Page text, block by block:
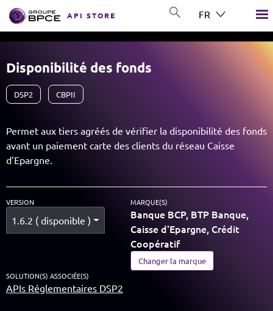
Aller au contenu principal
GROUP BPCE
API STORE FR
Disponibilité des fonds
DSP2 CBPII
Permet aux tiers agréés de vérifier la disponibilité des fonds
avant un paiement carte des clients du réseau Caisse
d’Epargne.
VERSION
1.6.2 ( disponible )
MARQUE(S)
Banque BCP, BTP Banque,
Caisse d'Epargne, Crédit
Coopératif
Changer la marque
SOLUTION(S) ASSOCIÉE(S)
APIs Réglementaires DSP2